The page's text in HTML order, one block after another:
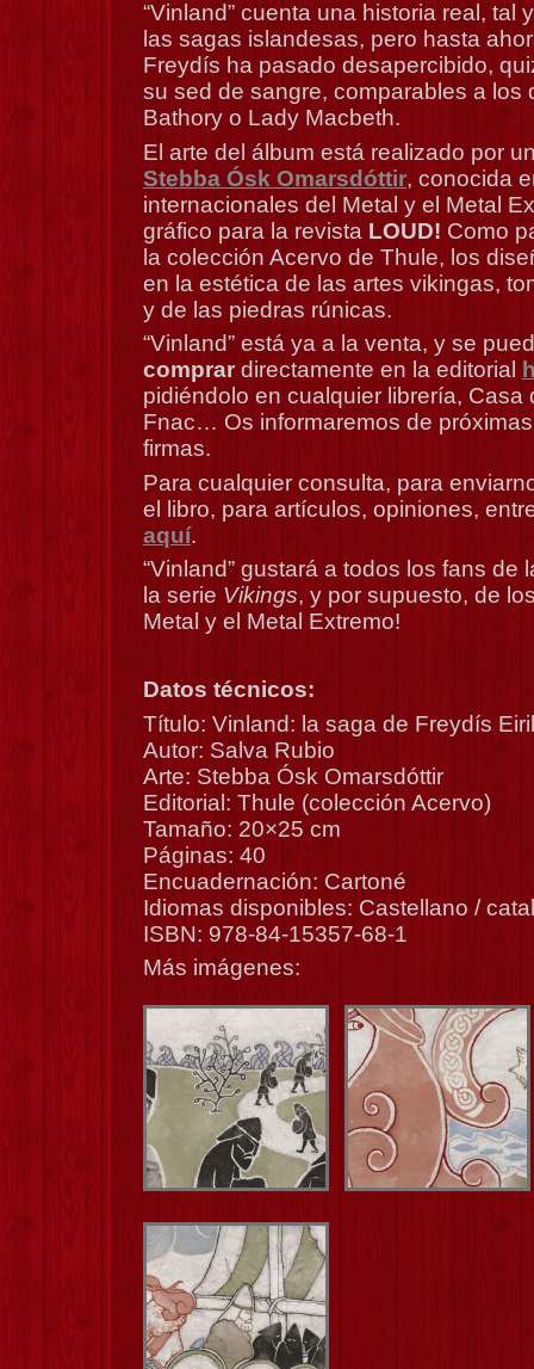
“Vinland” cuenta una historia real, tal
las sagas islandesas, pero hasta
Freydís ha pasado desapercibido,
su sed de sangre, comparables a los
Bathory o Lady Macbeth.
El arte del álbum está realizado por
Stebba Ósk Omarsdóttir, conocida
internacionales del Metal y el Metal
gráfico para la revista LOUD! Como
la colección Acervo de Thule, los
en la estética de las artes vikingas,
y de las piedras rúnicas.
“Vinland” está ya a la venta, y se
comprar directamente en la editorial
pidiéndolo en cualquier librería, Casa
Fnac… Os informaremos de
firmas.
Para cualquier consulta, para
el libro, para artículos, opiniones,
aquí.
“Vinland” gustará a todos los fans de
la serie Vikings, y por supuesto, de
Metal y el Metal Extremo!
Datos técnicos:
Título: Vinland: la saga de Freydís
Autor: Salva Rubio
Arte: Stebba Ósk Omarsdóttir
Editorial: Thule (colección Acervo)
Tamaño: 20×25 cm
Páginas: 40
Encuadernación: Cartoné
Idiomas disponibles: Castellano /
ISBN: 978-84-15357-68-1
Más imágenes: